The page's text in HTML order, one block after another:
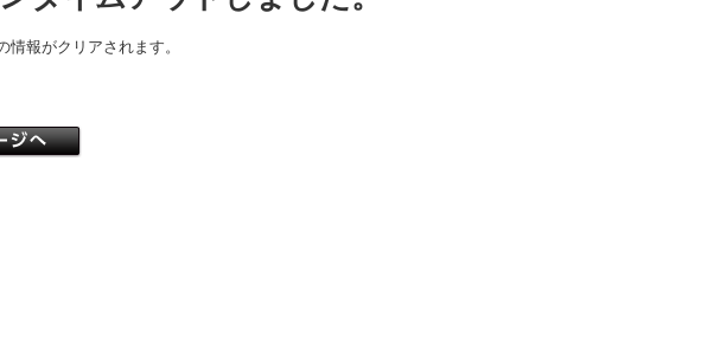
報がクリアされます。